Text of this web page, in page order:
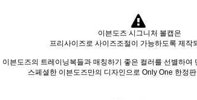
이븐도즈 시그니처 볼캡은
프리사이즈로 사이즈조절이 가능하도록 제작
이븐도즈의 트레이닝복들과 매칭하기 좋은 컬러를 선별하여
스페셜한 이븐도즈만의 디자인으로 Only One 한정